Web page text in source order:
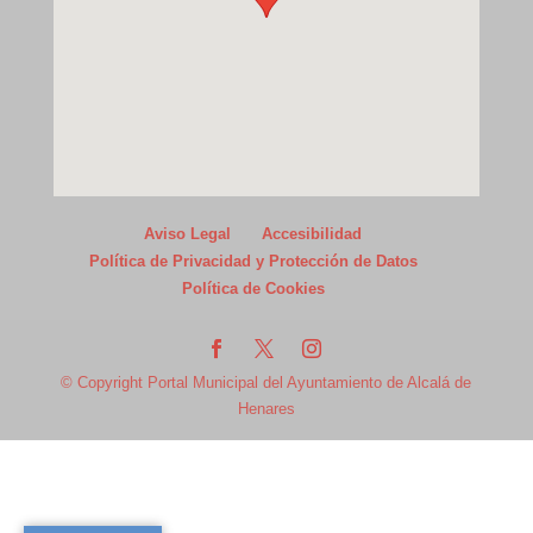
Aviso Legal
Accesibilidad
Política de Privacidad y Protección de Datos
Política de Cookies
© Copyright Portal Municipal del Ayuntamiento de Alcalá de
Henares